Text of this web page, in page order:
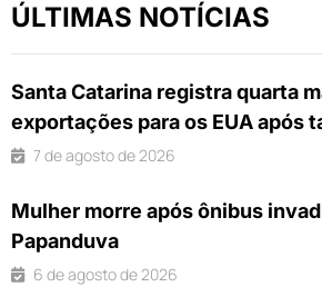
ÚLTIMAS NOTÍCIAS
Santa Catarina registra quarta
exportações para os EUA após
7 de agosto de 2026
Mulher morre após ônibus
Papanduva
6 de agosto de 2026